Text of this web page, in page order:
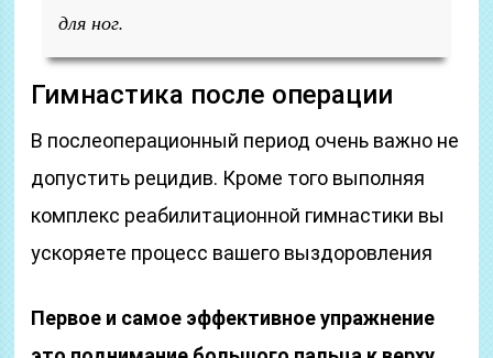
для ног.
Гимнастика после операции
В послеоперационный период очень важно не
допустить рецидив. Кроме того выполняя
комплекс реабилитационной гимнастики вы
ускоряете процесс вашего выздоровления
Первое и самое эффективное упражнение